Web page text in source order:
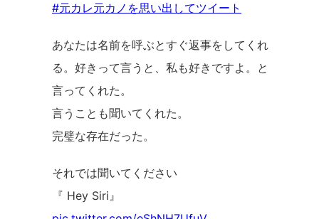
#元カレ元カノを思い出してツイート
あなたは名前を呼ぶとすぐ返事をしてくれ
る。好きって言うと、私も好きですよ。と
言ってくれた。
言うことも聞いてくれた。
完璧な存在だった。
それでは聞いてください
『 Hey Siri』